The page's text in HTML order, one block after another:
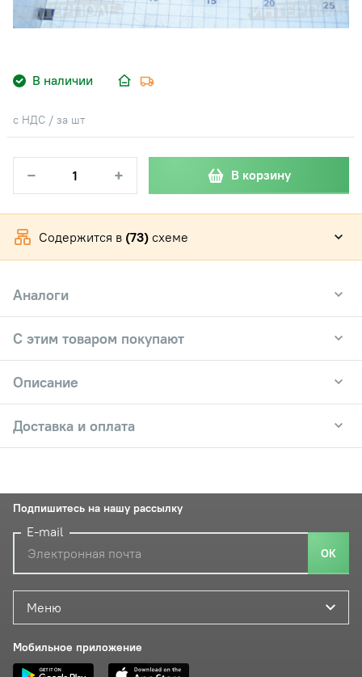
В наличии
с НДС / за шт
− + В корзину
Содержится в (73) схеме
Аналоги
С этим товаром покупают
Описание
Доставка и оплата
Меню
Мобильное приложение
Подпишитесь на нашу рассылку
E-mail
ОК